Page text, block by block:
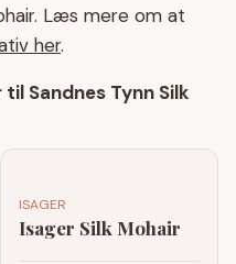
Læs mere om at
her.
Sandnes Tynn Silk
ISAGER
Isager Silk Mohair